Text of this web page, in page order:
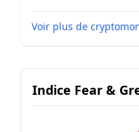
Voir plus de
Indice Fear &